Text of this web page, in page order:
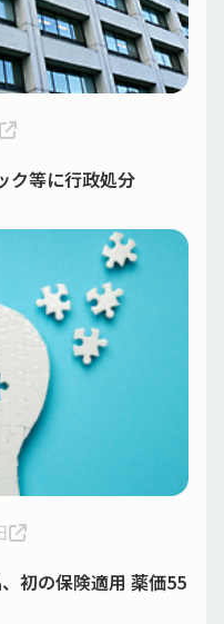
ク等に行政処分
初の保険適用 薬価55